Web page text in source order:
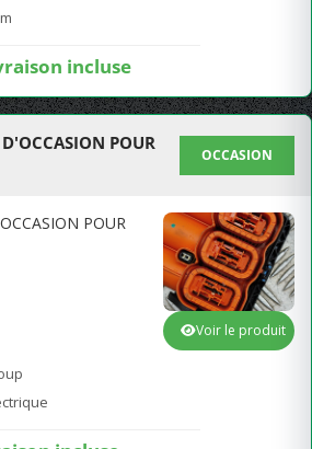
incluse
POUR
OCCASION
POUR
Voir le produit